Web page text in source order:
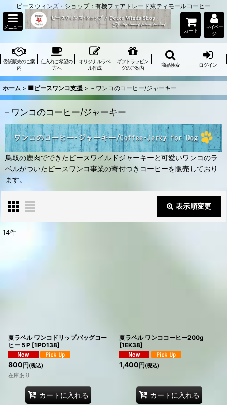
ピースウィンズ・ショップ：有機フェアトレード東ティモールコーヒー
メニュー
カート
マイペー
ジ
委託販売のご案
内
仕入れご希望の
方へ
オリジナルラベ
ル作成
ギフトラッピン
グのご案内
商品検索 ログイン
ホーム > 🟦ピースワンコ支援 > －ワンコのコーヒー/ジャーキー
－ワンコのコーヒー/ジャーキー
鳥取の鹿肉でできたピースワイルドジャーキーと可愛いワンコのラ
ベルがついたピースワンコ事業の寄付つきコーヒーを販売しており
ます。
表示順変更
14件
夏ラベル ワンコドリップバッグコー
ヒー５P [1PD138]
800 円 (税込)
在庫あり
カートに入れる
夏ラベル ワンココーヒー200g
[1EK38]
1,400 円 (税込)
カートに入れる